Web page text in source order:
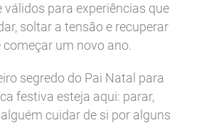
válidos para experiências que
soltar a tensão e recuperar
começar um novo ano.
segredo do Pai Natal para
festiva esteja aqui: parar,
cuidar de si por alguns